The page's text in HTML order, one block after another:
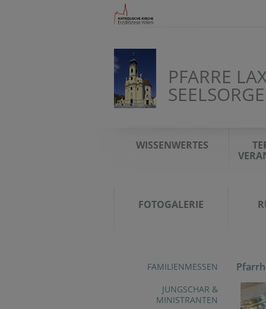
PFARRE
WISSENWERTES
FOTOGALERIE
FAMILIENMESSEN
JUNGSCHAR &
MINISTRANTEN